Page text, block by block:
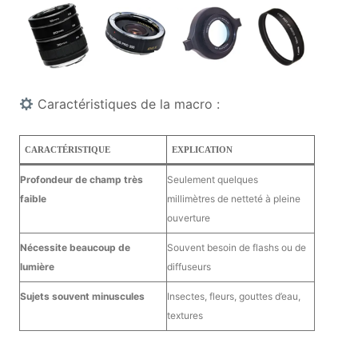
Caractéristiques de la macro :
CARACTÉRISTIQUE EXPLICATION
Profondeur de champ très
faible
Seulement quelques
millimètres de netteté à pleine
ouverture
Nécessite beaucoup de
lumière
Souvent besoin de flashs ou de
diffuseurs
Sujets souvent minuscules
Insectes, fleurs, gouttes d’eau,
textures